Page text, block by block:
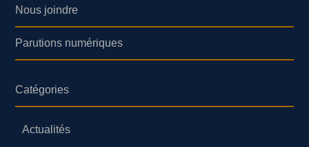
Nous joindre
Parutions numériques
Catégories
Actualités